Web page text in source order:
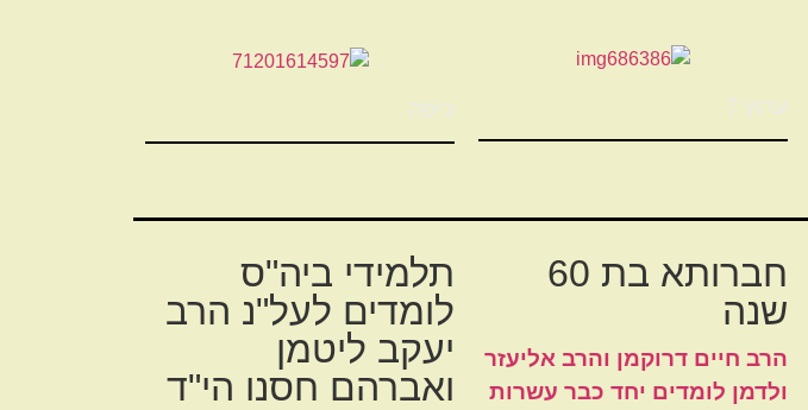
ערוץ 7 כיפה
חברותא בת 60
שנה
הרב חיים דרוקמן והרב אליעזר
ולדמן לומדים יחד כבר עשרות
תלמידי ביה"ס
לומדים לעל"נ הרב
יעקב ליטמן
ואברהם חסנו הי"ד